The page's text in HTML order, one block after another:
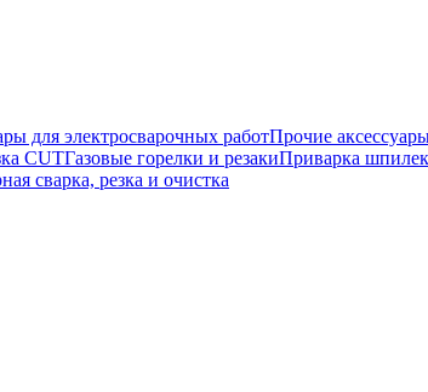
для электросварочных работПрочие
CUTГазовые горелки и резакиПриварка
сварка, резка и очистка